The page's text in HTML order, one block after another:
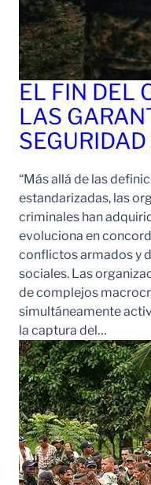
EL FIN DEL
LAS
SEGURIDAD
“Más allá de las
estandarizadas, las
criminales han
evoluciona en
conflictos armados y
sociales. Las
de complejos
simultáneamente
la captura del…